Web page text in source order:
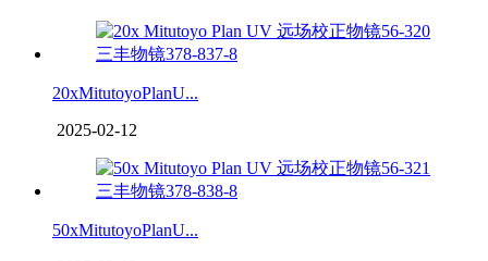
20xMitutoyoPlanU...
2025-02-12
50xMitutoyoPlanU...